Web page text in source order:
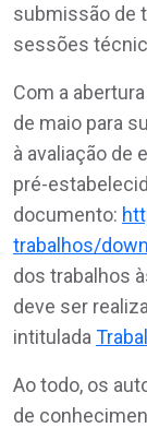
submissão de
sessões
Com a
de maio para
à avaliação de
pré-
documento:
trabalhos/
dos trabalhos
deve ser
intitulada
Ao todo, os
de